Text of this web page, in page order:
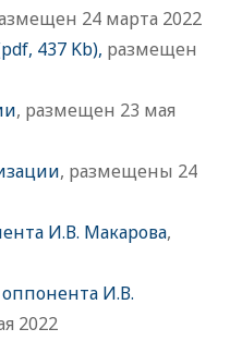
24 марта 2022
437 Kb), размещен
, размещен 23 мая
, размещены 24
И.В. Макарова,
И.В.
2022